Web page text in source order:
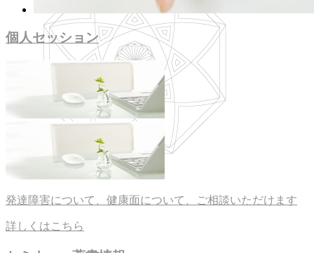
個人セッション
発達障害について、健康面について、ご相談いただけます
詳しくはこちら